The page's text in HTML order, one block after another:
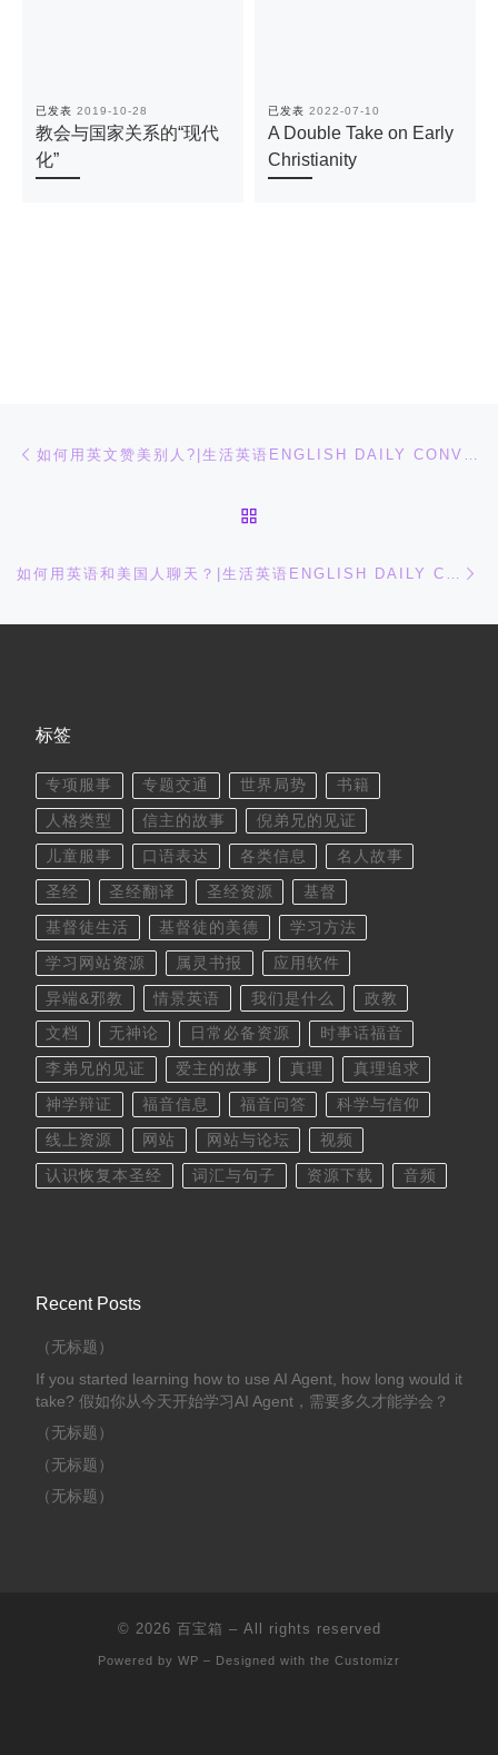
已发表 2019-10-28
教会与国家关系的“现代
化”
已发表 2022-07-10
A Double Take on Early
Christianity
文章导航
标签
专项服事 专题交通 世界局势 书籍
人格类型 信主的故事 倪弟兄的见证
儿童服事 口语表达 各类信息 名人故事
圣经 圣经翻译 圣经资源 基督
基督徒生活 基督徒的美德 学习方法
学习网站资源 属灵书报 应用软件
异端&邪教 情景英语 我们是什么 政教
文档 无神论 日常必备资源 时事话福音
李弟兄的见证 爱主的故事 真理 真理追求
神学辩证 福音信息 福音问答 科学与信仰
线上资源 网站 网站与论坛 视频
认识恢复本圣经 词汇与句子 资源下载 音频
Recent Posts
（无标题）
If you started learning how to use AI Agent, how long would it
take? 假如你从今天开始学习AI Agent，需要多久才能学会？
（无标题）
（无标题）
（无标题）
© 2026 百宝箱 – All rights reserved
Powered by WP – Designed with the Customizr